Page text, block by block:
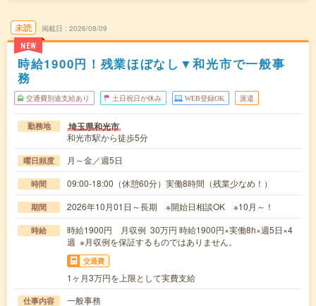
未読
NEW
掲載日 2026/08/09
時給1900円！残業ほぼなし▼和光市で一般事
務
交通費別途支給あり 土日祝日が休み WEB登録OK 派遣
勤務地 埼玉県和光市
和光市駅から徒歩5分
曜日頻度 月～金／週5日
時間 09:00-18:00（休憩60分）実働8時間（残業少なめ！）
期間 2026年10月01日～長期 ※開始日相談OK ※10月～！
時給
時給1900円 月収例 30万円 時給1900円×実働8h×週5日×4
週 ※月収例を保証するものではありません。
交通費
1ヶ月3万円を上限として実費支給
仕事内容
一般事務